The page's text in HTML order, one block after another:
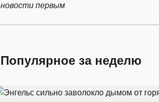
новости первым
Популярное за неделю